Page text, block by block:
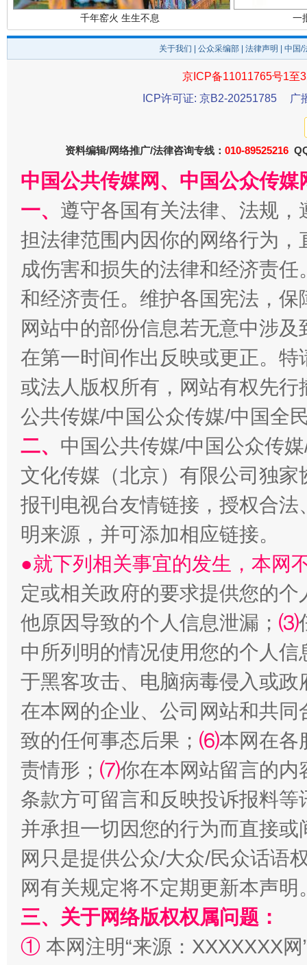
受贿1.44亿！段成刚被判无期 从幼
全民健身五年计划来了！等你上场
阿坝州三大球赛在茂县开幕 规模
国家大学科技园优化重塑工作
关于我们 公众采编部 法律声明 | 中国
京ICP备11011765号1至
ICP许可证: 京B2-20251785
广
资料编辑/网络推广/法律咨询专线： 010-89525216
中国公共传媒网、中国公众传
一、 遵守各国有关法律、法规
担法律范围内因你的网络行为
成伤害和损失的法律和经济责
和经济责任。维护各国宪法，
网站中的部份信息若无意中涉
在第一时间作出反映或更正。
或法人版权所有，网站有权先
公共传媒/中国公众传媒/中国全
二、 中国公共传媒/中国公众传
文化传媒（北京）有限公司独
报刊电视台友情链接，授权合
明来源，并可添加相应链接。
●就下列相关事宜的发生，本网
定或相关政府的要求提供您的个
他原因导致的个人信息泄漏； ⑶
中所列明的情况使用您的个人
于黑客攻击、电脑病毒侵入或
在本网的企业、公司网站和共
致的任何事态后果； ⑹本网在各
责情形； ⑺你在本网站留言的内
条款方可留言和反映投诉报料
并承担一切因您的行为而直接
网只是提供公众/大众/民众话语
网有关规定将不定期更新本声明
三、关于网络版权权属问题：
① 本网注明“来源：XXXXXXX